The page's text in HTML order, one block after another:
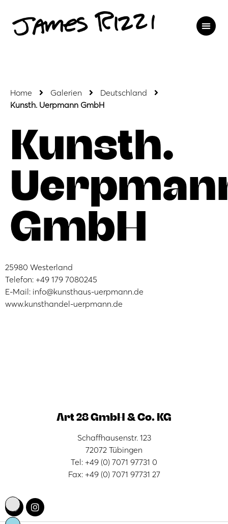
Home Galerien
Deutschland
Kunsth. Uerpmann GmbH
Kunsth.
GmbH
25980 Westerland
Telefon: +49 179 7080245
E-Mail: info@kunsthaus-uerpmann.de
www.kunsthandel-uerpmann.de
Art 28 GmbH & Co. KG
Schaffhausenstr. 123
72072 Tübingen
Tel: +49 (0) 7071 97731 0
Fax: +49 (0) 7071 97731 27